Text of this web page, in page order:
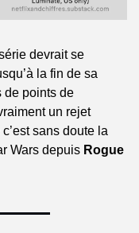
devrait se
la fin de sa
de points de
un rejet
sans doute la
Wars depuis Rogue